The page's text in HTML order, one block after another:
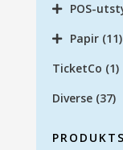
POS-
Papir (11)
TicketCo (1)
Diverse (37)